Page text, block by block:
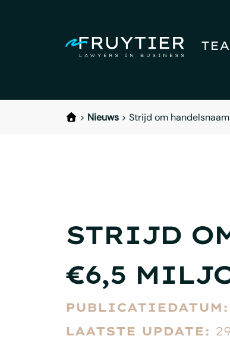
> Nieuws> Strijd om
STRIJD
€6,5
PUBLICATIEDATUM:
LAATSTE UPDATE: